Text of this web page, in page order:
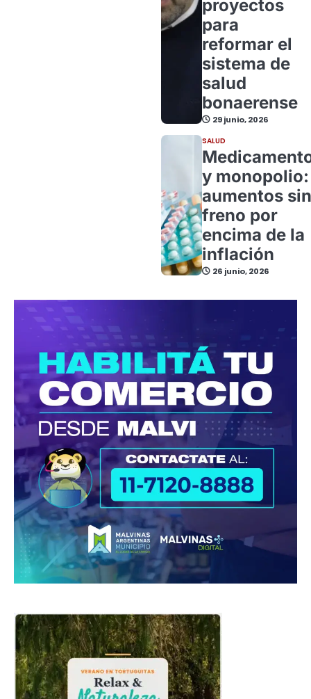
proyectos
para
reformar el
sistema de
salud
bonaerense
29 junio, 2026
SALUD
y monopolio:
aumentos sin
freno por
encima de la
inflación
26 junio, 2026